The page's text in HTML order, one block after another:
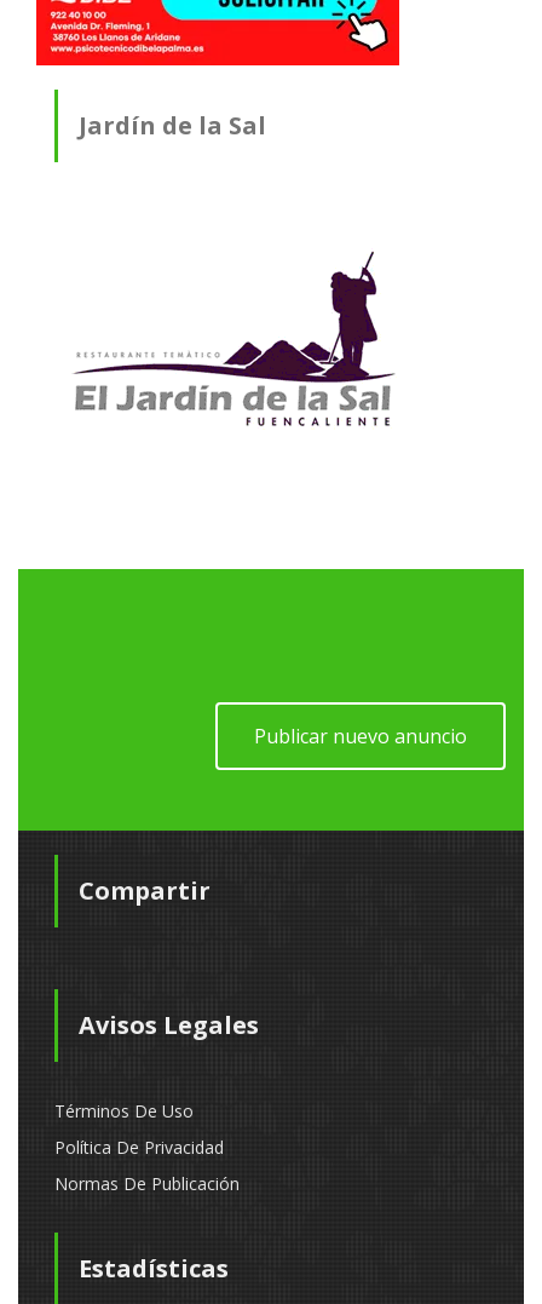
Jardín de la Sal
Publicar nuevo anuncio
Compartir
Avisos Legales
Términos De Uso
Política De Privacidad
Normas De Publicación
Estadísticas